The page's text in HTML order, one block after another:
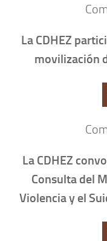
La CDHEZ
movilización
La CDHEZ
Consulta del
Violencia y el